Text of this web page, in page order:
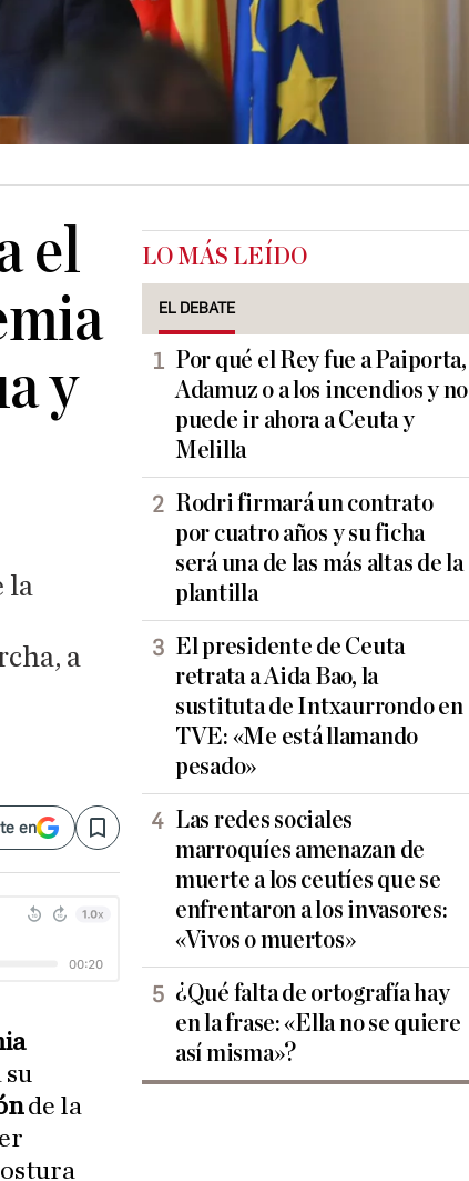
el
y
la
a
en Save
su
de la
LO MÁS LEÍDO
EL DEBATE
Por qué el Rey fue a Paiporta,
Adamuz o a los incendios y no
puede ir ahora a Ceuta y
Melilla
Rodri firmará un contrato
por cuatro años y su ficha
será una de las más altas de la
plantilla
El presidente de Ceuta
retrata a Aida Bao, la
sustituta de Intxaurrondo en
TVE: «Me está llamando
pesado»
Las redes sociales
marroquíes amenazan de
muerte a los ceutíes que se
enfrentaron a los invasores:
«Vivos o muertos»
¿Qué falta de ortografía hay
en la frase: «Ella no se quiere
así misma»?